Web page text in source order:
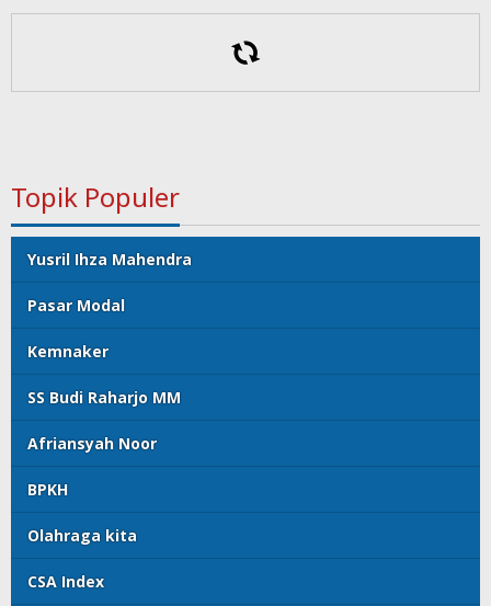
Topik Populer
Yusril Ihza Mahendra
Pasar Modal
Kemnaker
SS Budi Raharjo MM
Afriansyah Noor
BPKH
Olahraga kita
CSA Index